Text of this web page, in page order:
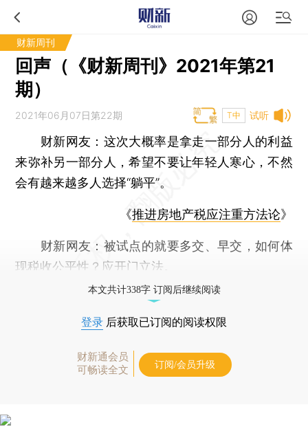
财新周刊
回声（《财新周刊》2021年第21
期）
试听
2021年06月07日第22期 T中
财新网友 ：这次大概率是拿走一部分人的利益
来弥补另一部分人，希望不要让年轻人寒心，不然
会有越来越多人选择“躺平”。
《推进房地产税应注重方法论》
财新网友 ：被试点的就要多交、早交，如何体
现税收公平性？应开门立法。
本文共计338字 订阅后继续阅读
登录 后获取已订阅的阅读权限
财新通会员
可畅读全文
订阅/会员升级